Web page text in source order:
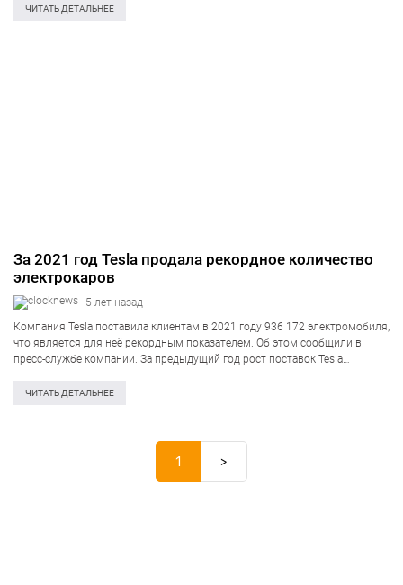
рекордной…
ЧИТАТЬ ДЕТАЛЬНЕЕ
За 2021 год Tesla продала рекордное количество
электрокаров
5 лет назад
Компания Tesla поставила клиентам в 2021 году 936 172 электромобиля,
что является для неё рекордным показателем. Об этом сообщили в
пресс-службе компании. За предыдущий год рост поставок Tesla
проданы в конце…
ЧИТАТЬ ДЕТАЛЬНЕЕ
1 >